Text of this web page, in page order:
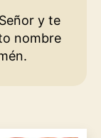
y te
nombre